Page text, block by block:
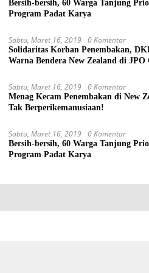
Bersih-bersih, 60 Warga Tanjung
Program Padat Karya
Sabtu, Maret 16, 2019 0 Komentar
Solidaritas Korban Penembakan,
Warna Bendera New Zealand di JPO
Sabtu, Maret 16, 2019 0 Komentar
Menag Kecam Penembakan di New
Tak Berperikemanusiaan!
Sabtu, Maret 16, 2019 0 Komentar
Bersih-bersih, 60 Warga Tanjung
Program Padat Karya